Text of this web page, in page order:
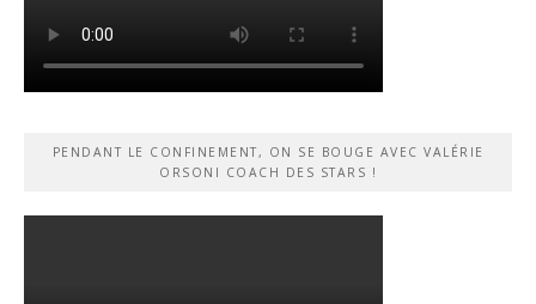
PENDANT LE CONFINEMENT, ON SE BOUGE AVEC VALÉRIE
ORSONI COACH DES STARS !